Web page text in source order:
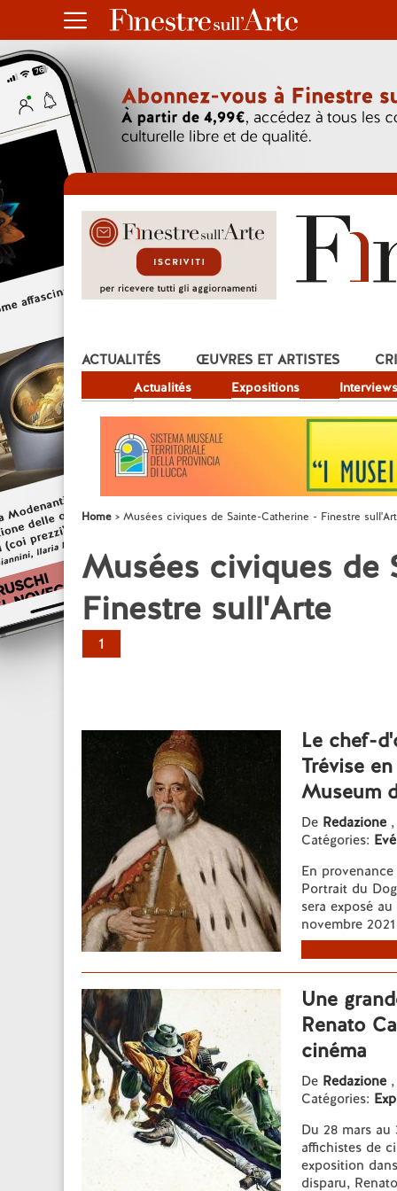
ACTUALITÉS
Actualités Expositions Interviews
ŒUVRES ET ARTISTES
Home Musées civiques de Sainte-Catherine - Finestre
Musées civiques de
Finestre sull'Arte
1
Le chef-
Trévise
Museum
De Redazione
Catégories:
En
Portrait du
sera exposé
novembre
Une
Renato
cinéma
De Redazione
Catégories:
Du 28 mars au
affichistes de
exposition
disparu,